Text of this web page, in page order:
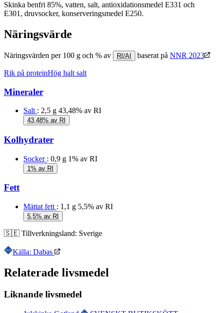
Skinka benfri 85%, vatten, salt, antioxidationsmedel E331 och
E301, druvsocker, konserveringsmedel E250.
Näringsvärde
Näringsvärden per 100 g och % av RI/AI baserat på NNR 2023
Rik på proteinHög halt salt
Mineraler
Salt : 2,5 g 43,48% av RI
43,48% av RI
Kolhydrater
Socker : 0,9 g 1% av RI
1% av RI
Fett
Mättat fett : 1,1 g 5,5% av RI
5,5% av RI
🇸🇪 Tillverkningsland: Sverige
Källa: Dabas
Relaterade livsmedel
Liknande livsmedel